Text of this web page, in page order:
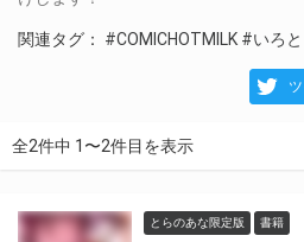
関連タグ： #COMICHOTMILK #いろ
全2件中 1〜2件目を表示
とらのあな限定版 書籍